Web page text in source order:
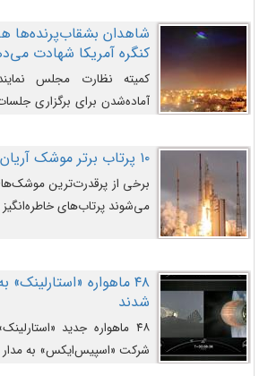
شاهدان بشقاب‌پرنده‌ها
کنگره آمریکا شهادت
کمیته نظارت مجلس
آماده‌شدن برای برگزاری
می‌دانند، است و قرار است
در مقابل آنها شهادت دهند.۱۰ پرتاب برتر موشک آریان ۵ در تمام ادوار
برخی از پرقدرت‌ترین
می‌شوند پرتاب‌های
۴۸ ماهواره
شدند
۴۸ ماهواره جدید
شرکت «اسپیس‌ایکس» به مدار